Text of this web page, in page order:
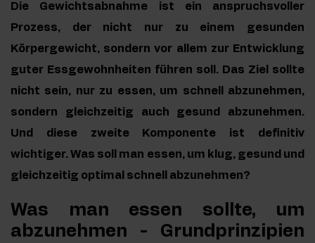
Die Gewichtsabnahme ist ein anspruchsvoller
Prozess, der nicht nur zu einem gesunden
Körpergewicht, sondern vor allem zur Entwicklung
guter Essgewohnheiten führen soll. Das Ziel sollte
nicht sein, nur zu essen, um schnell abzunehmen,
sondern gleichzeitig auch gesund abzunehmen.
Und diese zweite Komponente ist definitiv
wichtiger. Was soll man essen, um klug, gesund und
gleichzeitig optimal schnell abzunehmen?
Was man essen sollte, um
abzunehmen - Grundprinzipien